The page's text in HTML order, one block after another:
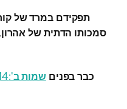
תפקידם במרד של
סמכותו הדתית של
כבר בפניםשמות ב':14